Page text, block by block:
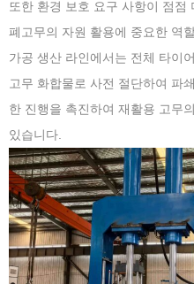
또한 환경 보호 요구 사항이 점점
폐고무의 자원 활용에 중요한 역
가공 생산 라인에서는 전체 타이
고무 화합물로 사전 절단하여 파
한 진행을 촉진하여 재활용 고무
있습니다.